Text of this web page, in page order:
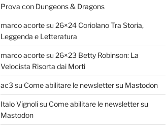
Prova con Dungeons & Dragons
marco acortesu 26×24 Coriolano Tra Storia,
Leggenda e Letteratura
marco acortesu 26×23 Betty Robinson: La
Velocista Risorta dai Morti
ac3 su Come abilitare le newsletter su Mastodon
Italo Vignolisu Come abilitare le newsletter su
Mastodon